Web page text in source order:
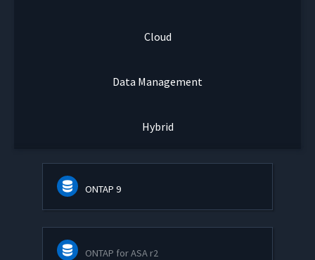
Cloud
Data Management
Hybrid
ONTAP 9
ONTAP for ASA r2